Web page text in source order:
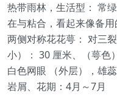
热带雨林，生活型： 常
在与粘合，看起来像备
两侧对称花花萼： 对三
小）： 30 厘米、（萼色
白色网眼 （外层），雄
岩屑、花期：4月～7月